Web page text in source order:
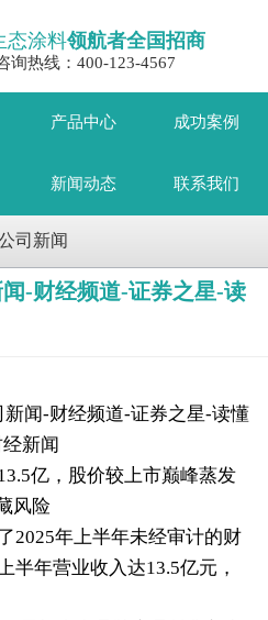
态涂料领航者全国招商
询热线：400-123-4567
产品中心 成功案例
新闻动态 联系我们
司新闻
-财经频道-证券之星-读
亿，股价较上市巅峰蒸发
风险
年上半年未经审计的财
半年营业收入达13.5亿元，